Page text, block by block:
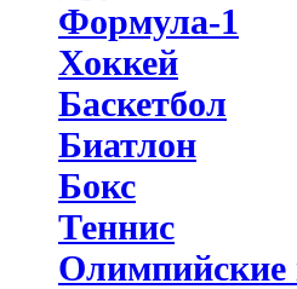
Формула-1
Хоккей
Баскетбол
Биатлон
Бокс
Теннис